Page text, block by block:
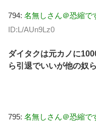
794: 名無しさん＠恐縮で
ID:L/AUn9Lz0
ダイタクは元カノに
ら引退でいいが他の奴
795: 名無しさん＠恐縮で